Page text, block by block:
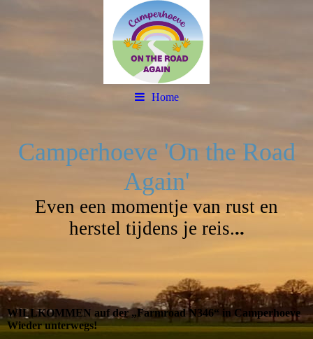
Home
Camperhoeve 'On the Road
Again'
Even een momentje van rust en
herstel tijdens je reis...
WILLKOMMEN auf der „Farmroad N346“ in Camperhoeve
Wieder unterwegs!